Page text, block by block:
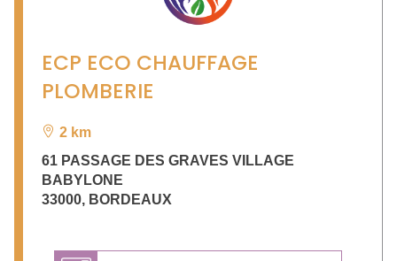
ECP ECO CHAUFFAGE
PLOMBERIE
2 km
61 PASSAGE DES GRAVES VILLAGE
BABYLONE
33000, BORDEAUX